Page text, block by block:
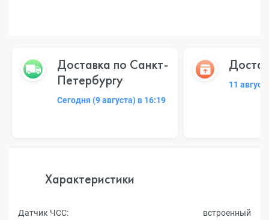
Доставка по Санкт-
Петербургу
Сегодня (9 августа) в 16:19
11
Характеристики
Датчик ЧСС: встроенный